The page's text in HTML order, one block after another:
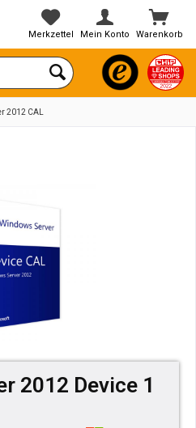
Warenkorb
Merkzettel Mein Konto
2012 CAL
2012 Device 1